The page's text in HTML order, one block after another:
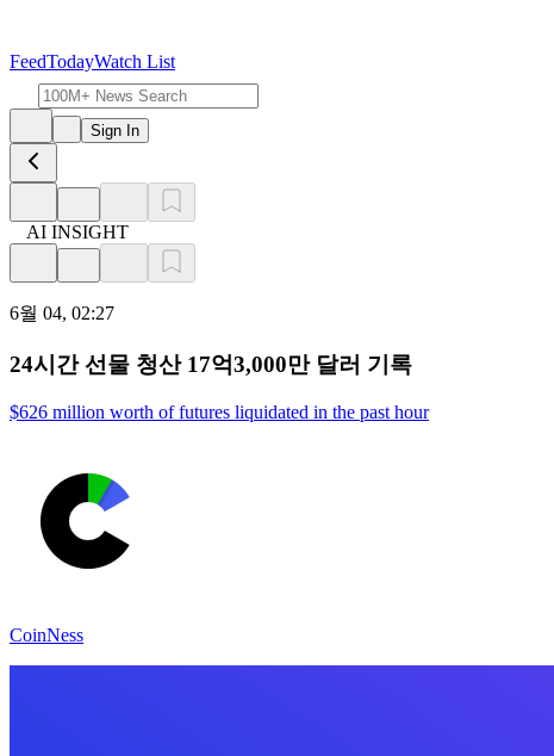
FeedTodayWatch List
Sign In
AI INSIGHT
6월 04, 02:27
24시간 선물 청산 17억3,000만 달러 기록
$626 million worth of futures liquidated in the past hour
CoinNess